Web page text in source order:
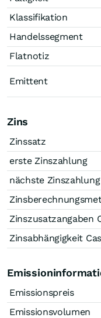
Klassifikation
Handelssegment
Flatnotiz
Emittent
Zins
Zinssatz
erste Zinszahlung
nächste Zinszahlung
Zinszusatzangaben
Zinsabhängigkeit
Emissionspreis
Emissionsvolumen